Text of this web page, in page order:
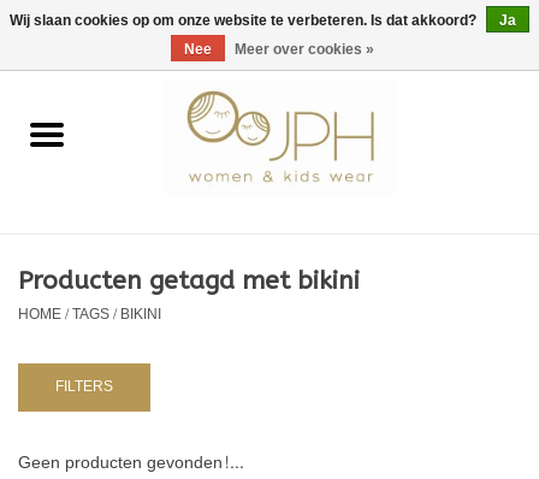
EUR/GBP/USD 0 Artikelen - €0,00
Home
Kids
NURSERY / TABLEWARE
Producten getagd met bikini
HOME/TAGS/BIKINI
FILTERS
Geen producten gevonden!...
Wij slaan cookies op om onze website te verbeteren. Is dat akkoord?
Ja
Nee
Meer over cookies »